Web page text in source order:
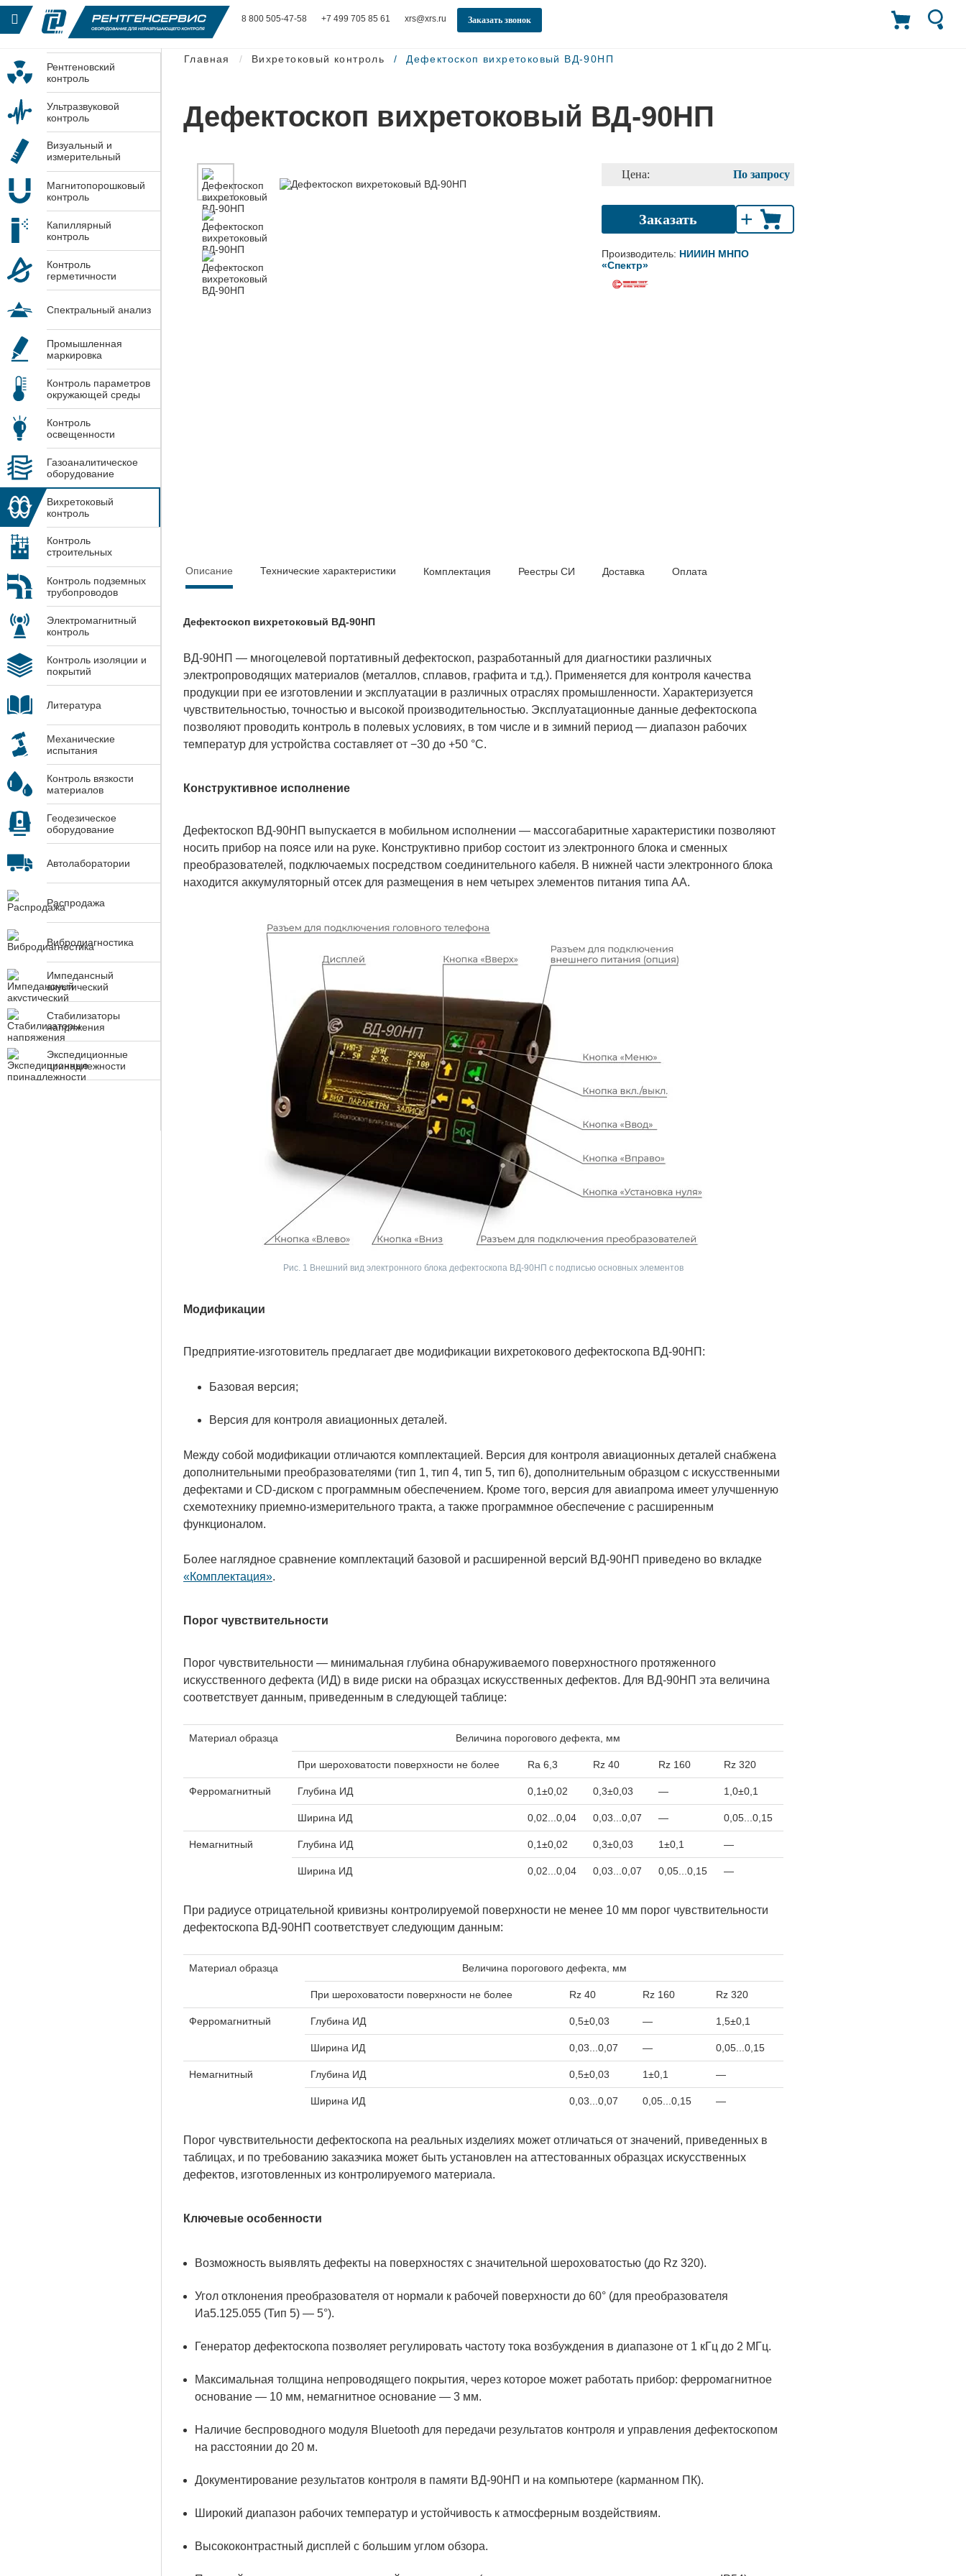
8 800 505-47-58 +7 499 705 85 61 xrs@xrs.ru Заказать звонок
Рентгеновский
контроль
Ультразвуковой
контроль
Визуальный и
измерительный
Магнитопорошковый
контроль
Капиллярный
контроль
Контроль
герметичности
Спектральный анализ
Промышленная
маркировка
Контроль параметров
окружающей среды
Контроль
освещенности
Газоаналитическое
оборудование
Вихретоковый
контроль
Контроль
строительных
Контроль подземных
трубопроводов
Электромагнитный
контроль
Контроль изоляции и
покрытий
Литература
Механические
испытания
Контроль вязкости
материалов
Геодезическое
оборудование
Автолаборатории
Распродажа
Вибродиагностика
Импедансный
акустический
контроль
Стабилизаторы
напряжения
Экспедиционные
принадлежности
Главная Вихретоковый контроль Дефектоскоп вихретоковый ВД-90НП
Дефектоскоп вихретоковый ВД-90НП
По запросу
Цена:
Заказать +
Производитель: НИИИН МНПО
«Спектр»
Описание Технические характеристики Комплектация Реестры СИ Доставка Оплата
Дефектоскоп вихретоковый ВД-90НП
ВД-90НП — многоцелевой портативный дефектоскоп, разработанный для диагностики различных
электропроводящих материалов (металлов, сплавов, графита и т.д.). Применяется для контроля качества
продукции при ее изготовлении и эксплуатации в различных отраслях промышленности. Характеризуется
чувствительностью, точностью и высокой производительностью. Эксплуатационные данные дефектоскопа
позволяют проводить контроль в полевых условиях, в том числе и в зимний период — диапазон рабочих
температур для устройства составляет от −30 до +50 °C.
Конструктивное исполнение
Дефектоскоп ВД-90НП выпускается в мобильном исполнении — массогабаритные характеристики позволяют
носить прибор на поясе или на руке. Конструктивно прибор состоит из электронного блока и сменных
преобразователей, подключаемых посредством соединительного кабеля. В нижней части электронного блока
находится аккумуляторный отсек для размещения в нем четырех элементов питания типа АА.
Рис. 1 Внешний вид электронного блока дефектоскопа ВД-90НП с подписью основных элементов
Модификации
Предприятие-изготовитель предлагает две модификации вихретокового дефектоскопа ВД-90НП:
Базовая версия;
Версия для контроля авиационных деталей.
Между собой модификации отличаются комплектацией. Версия для контроля авиационных деталей снабжена
дополнительными преобразователями (тип 1, тип 4, тип 5, тип 6), дополнительным образцом с искусственными
дефектами и CD-диском с программным обеспечением. Кроме того, версия для авиапрома имеет улучшенную
схемотехнику приемно-измерительного тракта, а также программное обеспечение с расширенным
функционалом.
Более наглядное сравнение комплектаций базовой и расширенной версий ВД-90НП приведено во вкладке
«Комплектация».
Порог чувствительности
Порог чувствительности — минимальная глубина обнаруживаемого поверхностного протяженного
искусственного дефекта (ИД) в виде риски на образцах искусственных дефектов. Для ВД-90НП эта величина
соответствует данным, приведенным в следующей таблице:
Материал образца Величина порогового дефекта, мм
При шероховатости поверхности не более Ra 6,3 Rz 40 Rz 160 Rz 320
Ферромагнитный Глубина ИД 0,1±0,02 0,3±0,03 — 1,0±0,1
Ширина ИД 0,02...0,04 0,03...0,07 — 0,05...0,15
Немагнитный Глубина ИД 0,1±0,02 0,3±0,03 1±0,1 —
Ширина ИД 0,02...0,04 0,03...0,07 0,05...0,15 —
При радиусе отрицательной кривизны контролируемой поверхности не менее 10 мм порог чувствительности
дефектоскопа ВД-90НП соответствует следующим данным:
Материал образца Величина порогового дефекта, мм
При шероховатости поверхности не более Rz 40 Rz 160 Rz 320
Ферромагнитный Глубина ИД 0,5±0,03 — 1,5±0,1
Ширина ИД 0,03...0,07 — 0,05...0,15
Немагнитный Глубина ИД 0,5±0,03 1±0,1 —
Ширина ИД 0,03...0,07 0,05...0,15 —
Порог чувствительности дефектоскопа на реальных изделиях может отличаться от значений, приведенных в
таблицах, и по требованию заказчика может быть установлен на аттестованных образцах искусственных
дефектов, изготовленных из контролируемого материала.
Ключевые особенности
Возможность выявлять дефекты на поверхностях с значительной шероховатостью (до Rz 320).
Угол отклонения преобразователя от нормали к рабочей поверхности до 60° (для преобразователя
Иа5.125.055 (Тип 5) — 5°).
Генератор дефектоскопа позволяет регулировать частоту тока возбуждения в диапазоне от 1 кГц до 2 МГц.
Максимальная толщина непроводящего покрытия, через которое может работать прибор: ферромагнитное
основание — 10 мм, немагнитное основание — 3 мм.
Наличие беспроводного модуля Bluetooth для передачи результатов контроля и управления дефектоскопом
на расстоянии до 20 м.
Документирование результатов контроля в памяти ВД-90НП и на компьютере (карманном ПК).
Широкий диапазон рабочих температур и устойчивость к атмосферным воздействиям.
Высококонтрастный дисплей с большим углом обзора.